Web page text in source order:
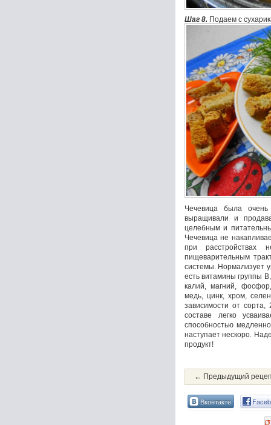
Шаг 8. Подаем с
Чечевица была
выращивали и
целебным и
Чечевица не
при расстройствах
пищеварительным
системы. Нормализует
есть витамины группы
калий, магний,
медь, цинк, хром,
зависимости от
составе легко
способностью
наступает нескоро.
продукт!
← Предыдущий
Вконтакте